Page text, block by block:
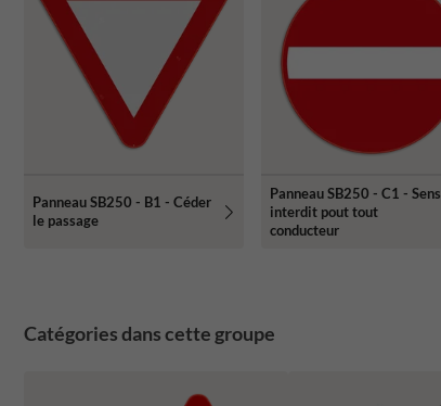
Panneau SB250 - B1 - Céder
le passage
Panneau SB250 - C1 - Sens
interdit pout tout
conducteur
Catégories dans cette groupe